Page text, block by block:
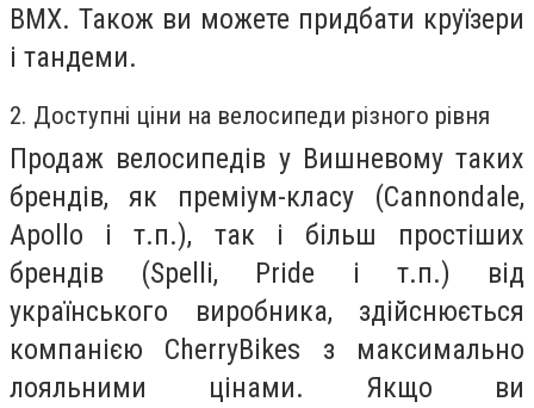
BMX. Також ви можете придбати круїзери
і тандеми.
2. Доступні ціни на велосипеди різного рівня
Продаж велосипедів у Вишневому таких
брендів, як преміум-класу (Cannondale,
Apollo і т.п.), так і більш простіших
брендів (Spelli, Pride і т.п.) від
українського виробника, здійснюється
компанією CherryBikes з максимально
лояльними цінами. Якщо ви